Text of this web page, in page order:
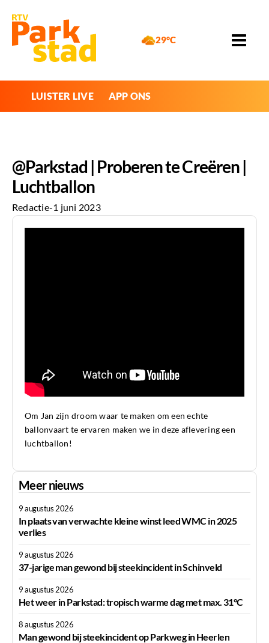
29°C
LUISTER LIVE APP ONS
@Parkstad | Proberen te Creëren |
Luchtballon
Redactie-1 juni 2023
Om Jan zijn droom waar te maken om een echte
ballonvaart te ervaren maken we in deze aflevering een
luchtballon!
Meer nieuws
9 augustus 2026
In plaats van verwachte kleine winst leed WMC in 2025
verlies
9 augustus 2026
37-jarige man gewond bij steekincident in Schinveld
9 augustus 2026
Het weer in Parkstad: tropisch warme dag met max. 31°C
8 augustus 2026
Man gewond bij steekincident op Parkweg in Heerlen